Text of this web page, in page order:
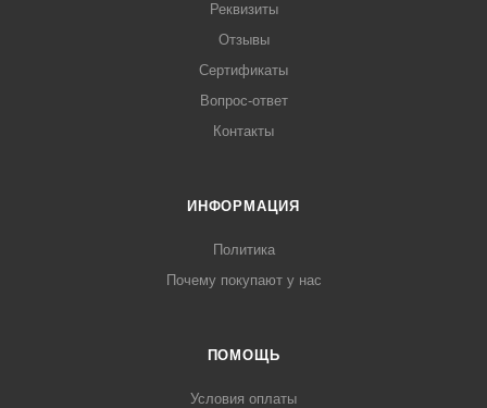
Реквизиты
Отзывы
Сертификаты
Вопрос-ответ
Контакты
ИНФОРМАЦИЯ
Политика
Почему покупают у нас
ПОМОЩЬ
Условия оплаты